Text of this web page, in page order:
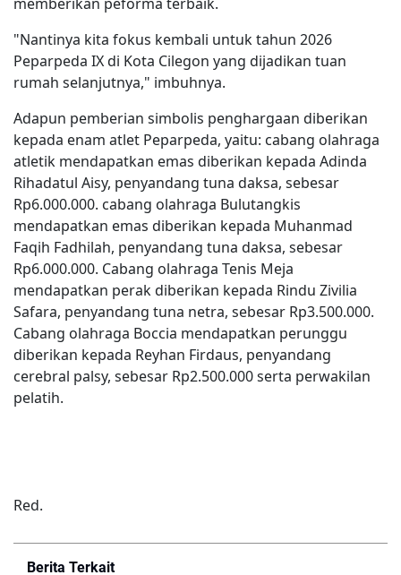
"Nantinya kita fokus kembali untuk tahun 2026
Peparpeda IX di Kota Cilegon yang dijadikan tuan
rumah selanjutnya," imbuhnya.
Adapun pemberian simbolis penghargaan diberikan
kepada enam atlet Peparpeda, yaitu: cabang olahraga
atletik mendapatkan emas diberikan kepada Adinda
Rihadatul Aisy, penyandang tuna daksa, sebesar
Rp6.000.000. cabang olahraga Bulutangkis
mendapatkan emas diberikan kepada Muhanmad
Faqih Fadhilah, penyandang tuna daksa, sebesar
Rp6.000.000. Cabang olahraga Tenis Meja
mendapatkan perak diberikan kepada Rindu Zivilia
Safara, penyandang tuna netra, sebesar Rp3.500.000.
Cabang olahraga Boccia mendapatkan perunggu
diberikan kepada Reyhan Firdaus, penyandang
cerebral palsy, sebesar Rp2.500.000 serta perwakilan
pelatih.
Red.
Berita Terkait